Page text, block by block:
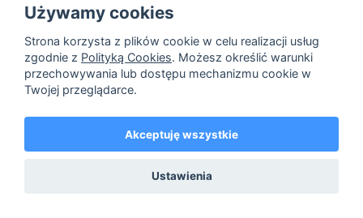
Używamy cookies
Strona korzysta z plików cookie w celu realizacji usług
zgodnie z Polityką Cookies. Możesz określić warunki
przechowywania lub dostępu mechanizmu cookie w
Twojej przeglądarce.
Akceptuję wszystkie
Ustawienia